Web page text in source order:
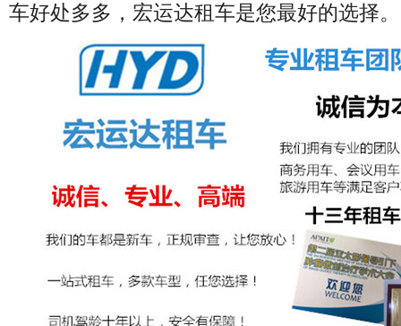
车好处多多，宏运达租车是您最好的选择。